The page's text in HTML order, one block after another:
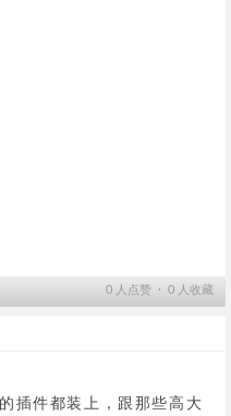
0 人点赞 ∙ 0 人收藏
插件都装上，跟那些高大